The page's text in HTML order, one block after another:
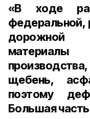
«В ходе
федеральной,
дорожной
щебень,
поэтому
Большая